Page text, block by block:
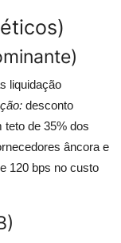
liquidação
desconto
teto de 35% dos
âncora e
120 bps no custo